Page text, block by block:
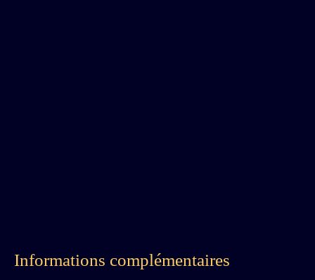
Informations complémentaires